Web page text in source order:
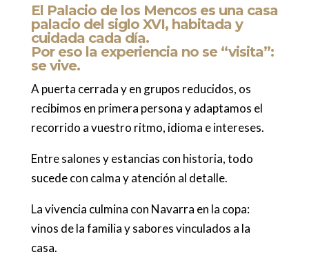
El Palacio de los Mencos es una casa
palacio del siglo XVI, habitada y
cuidada cada día.
Por eso la experiencia no se “visita”:
se vive.
A puerta cerrada y en grupos reducidos, os
recibimos en primera persona y adaptamos el
recorrido a vuestro ritmo, idioma e intereses.
Entre salones y estancias con historia, todo
sucede con calma y atención al detalle.
La vivencia culmina con Navarra en la copa:
vinos de la familia y sabores vinculados a la
casa.